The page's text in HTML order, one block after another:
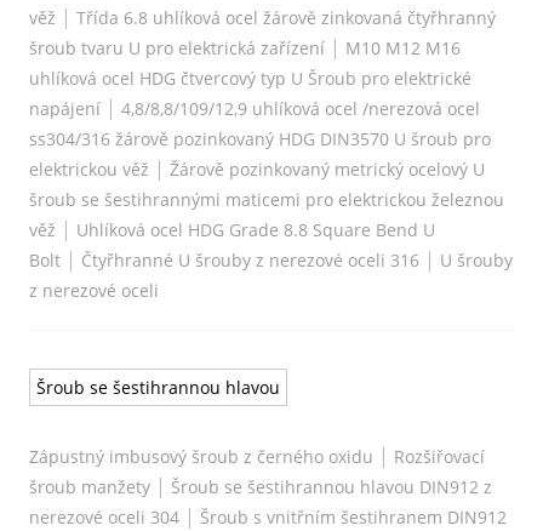
věž | Třída 6.8 uhlíková ocel žárově zinkovaná čtyřhranný
šroub tvaru U pro elektrická zařízení| M10 M12 M16
uhlíková ocel HDG čtvercový typ U Šroub pro elektrické
napájení| 4,8/8,8/109/12,9 uhlíková ocel /nerezová ocel
ss304/316 žárově pozinkovaný HDG DIN3570 U šroub pro
elektrickou věž | Žárově pozinkovaný metrický ocelový U
šroub se šestihrannými maticemi pro elektrickou železnou
věž | Uhlíková ocel HDG Grade 8.8 Square Bend U
Bolt| Čtyřhranné U šrouby z nerezové oceli 316| U šrouby
z nerezové oceli
Šroub se šestihrannou hlavou
Zápustný imbusový šroub z černého oxidu | Rozšiřovací
šroub manžety| Šroub se šestihrannou hlavou DIN912 z
nerezové oceli 304| Šroub s vnitřním šestihranem DIN912